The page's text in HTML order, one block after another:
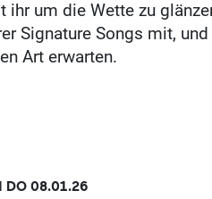
ihr um die Wette zu
Signature Songs mit,
Art erwarten.
DO 08.01.26